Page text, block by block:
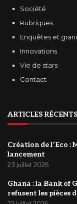
Société
Rubriques
Enquêtes et
Innovations
Vie de stars
Contact
ARTICLES RÉCENTS
Création de l’Eco :
lancement
23 juillet 2026
‎Ghana : la Bank of
refusent les pièces